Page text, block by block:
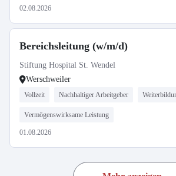
02.08.2026
Bereichsleitung (w/m/d)
Stiftung Hospital St. Wendel
Werschweiler
Vollzeit Nachhaltiger Arbeitgeber
Vermögenswirksame Leistung
01.08.2026